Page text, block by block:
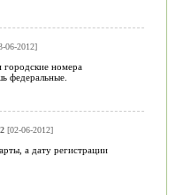
06-2012]
городские номера
федеральные.
[02-06-2012]
а дату регистрации